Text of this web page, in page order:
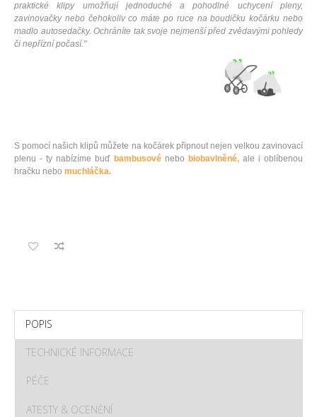
praktické klipy umožňují jednoduché a pohodlné uchycení pleny,
zavinovačky nebo čehokoliv co máte po ruce na boudičku kočárku nebo
madlo autosedačky. Ochráníte tak svoje nejmenší před zvědavými pohledy
či nepřízní počasí."
S pomocí našich klipů můžete na kočárek připnout nejen velkou zavinovací
plenu - ty nabízíme buď bambusovénebo biobavlněné,ale i oblíbenou
hračku nebo muchláčka.
POPIS
TECHNICKÉ INFORMACE
PÉČE
ATESTY & OCENĚNÍ